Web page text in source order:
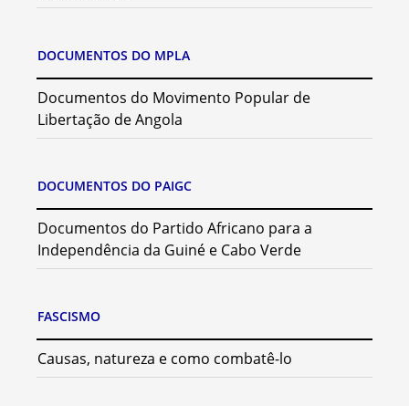
DOCUMENTOS DO MPLA
Documentos do Movimento Popular de
Libertação de Angola
DOCUMENTOS DO PAIGC
Documentos do Partido Africano para a
Independência da Guiné e Cabo Verde
FASCISMO
Causas, natureza e como combatê-lo